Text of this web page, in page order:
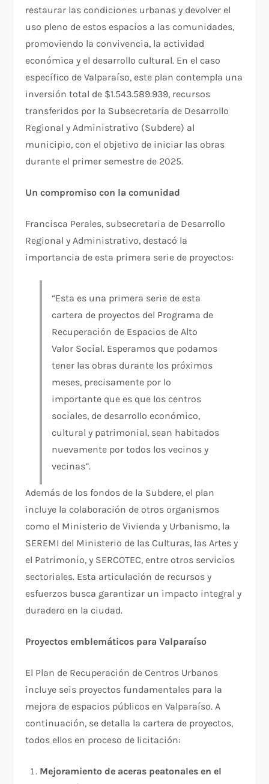
restaurar las condiciones urbanas y devolver el
uso pleno de estos espacios a las comunidades,
promoviendo la convivencia, la actividad
económica y el desarrollo cultural. En el caso
específico de Valparaíso, este plan contempla una
inversión total de $1.543.589.939, recursos
transferidos por la Subsecretaría de Desarrollo
Regional y Administrativo (Subdere) al
municipio, con el objetivo de iniciar las obras
durante el primer semestre de 2025.
Un compromiso con la comunidad
Francisca Perales, subsecretaria de Desarrollo
Regional y Administrativo, destacó la
importancia de esta primera serie de proyectos:
“Esta es una primera serie de esta
cartera de proyectos del Programa de
Recuperación de Espacios de Alto
Valor Social. Esperamos que podamos
tener las obras durante los próximos
meses, precisamente por lo
importante que es que los centros
sociales, de desarrollo económico,
cultural y patrimonial, sean habitados
nuevamente por todos los vecinos y
vecinas”.
Además de los fondos de la Subdere, el plan
incluye la colaboración de otros organismos
como el Ministerio de Vivienda y Urbanismo, la
SEREMI del Ministerio de las Culturas, las Artes y
el Patrimonio, y SERCOTEC, entre otros servicios
sectoriales. Esta articulación de recursos y
esfuerzos busca garantizar un impacto integral y
duradero en la ciudad.
Proyectos emblemáticos para Valparaíso
El Plan de Recuperación de Centros Urbanos
incluye seis proyectos fundamentales para la
mejora de espacios públicos en Valparaíso. A
continuación, se detalla la cartera de proyectos,
todos ellos en proceso de licitación:
Mejoramiento de aceras peatonales en el